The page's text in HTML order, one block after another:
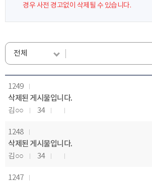
경우 사전 경고없이 삭제될 수 있습니다.
1249
삭제된 게시물입니다.
김○○ 34
1248
삭제된 게시물입니다.
김○○ 34
1247